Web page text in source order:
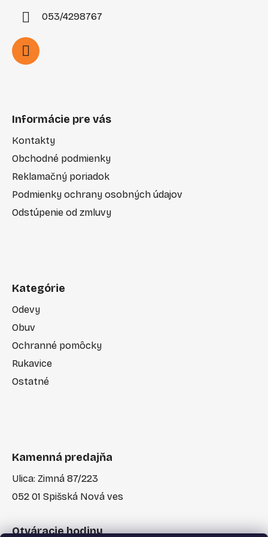
053/4298767
Informácie pre vás
Kontakty
Obchodné podmienky
Reklamačný poriadok
Podmienky ochrany osobných údajov
Odstúpenie od zmluvy
Kategórie
Odevy
Obuv
Ochranné pomôcky
Rukavice
Ostatné
Kamenná predajňa
Ulica: Zimná 87/223
052 01 Spišská Nová ves
Otváracie hodiny